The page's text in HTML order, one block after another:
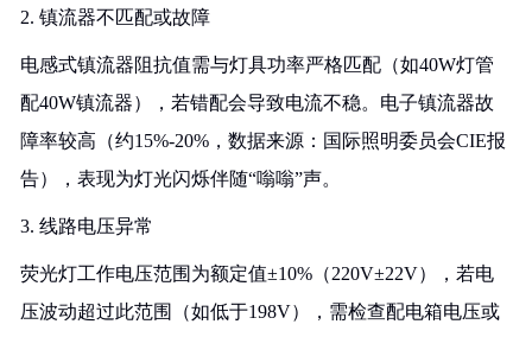
2. 镇流器不匹配或故障
电感式镇流器阻抗值需与灯具功率严格匹配（如40W灯管
配40W镇流器），若错配会导致电流不稳。电子镇流器故
障率较高（约15%-20%，数据来源：国际照明委员会CIE报
告），表现为灯光闪烁伴随“嗡嗡”声。
3. 线路电压异常
荧光灯工作电压范围为额定值±10%（220V±22V），若电
压波动超过此范围（如低于198V），需检查配电箱电压或